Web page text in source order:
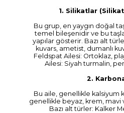
1. Silikatlar
Bu grup, en yaygın doğal
temel bileşenidir ve bu
yapılar gösterir. Bazı alt
kuvars, ametist, dumanlı
Feldspat Ailesi: Ortoklaz,
Ailesi: Siyah turmalin,
2.
Bu aile, genellikle kalsiyum
genellikle beyaz, krem, mavi
Bazı alt türler: Kalker